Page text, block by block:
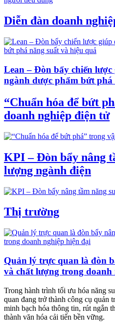
Diễn đàn doanh
Lean – Đòn bẩy chiến
ngành dược phẩm bứt phá
“Chuẩn hóa để bứt
doanh nghiệp điện tử
KPI – Đòn bẩy nâng
lượng ngành điện
Thị trường
Quản lý trực quan là đòn
và chất lượng trong doanh
Trong hành trình tối ưu hóa năng
quan đang trở thành công cụ quản
minh bạch hóa thông tin, rút ngắn
thành văn hóa cải tiến bền vững.